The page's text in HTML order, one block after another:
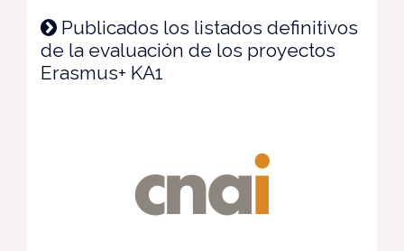
Publicados los listados definitivos
de la evaluación de los proyectos
Erasmus+ KA1